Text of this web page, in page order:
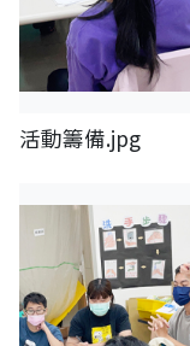
活動籌備.jpg